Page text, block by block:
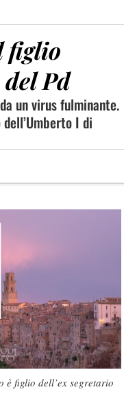
figlio
Pd
un virus fulminante.
I di
figlio dell’ex segretario